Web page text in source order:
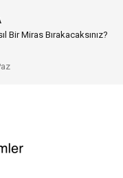
Gerçeğe Dönüştürdüm?